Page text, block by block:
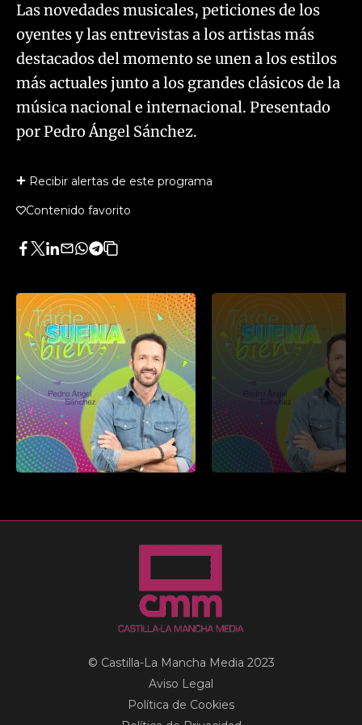
Las novedades musicales, peticiones de los
oyentes y las entrevistas a los artistas más
destacados del momento se unen a los estilos
más actuales junto a los grandes clásicos de la
música nacional e internacional. Presentado
por Pedro Ángel Sánchez.
Recibir alertas de este programa
Contenido favorito
Facebook
Twitter
LinkedIn
Enviar
Whatsapp
Telegram
Copiar
artículo
© Castilla-La Mancha Media 2023
Aviso Legal
Política de Cookies